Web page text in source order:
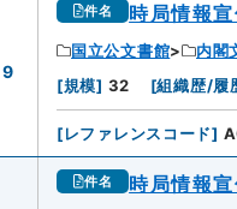
9
件名 時局情報
国立公文書館 内閣
[規模] 32 [組織歴/履
[レファレンスコード]
件名 時局情報